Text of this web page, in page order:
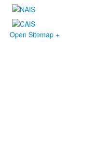
Open Sitemap +